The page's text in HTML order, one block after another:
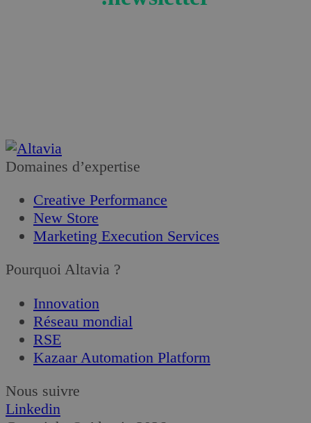
Domaines d’expertise
Creative Performance
New Store
Marketing Execution Services
Pourquoi Altavia ?
Innovation
Réseau mondial
RSE
Kazaar Automation Platform
Nous suivre
Linkedin